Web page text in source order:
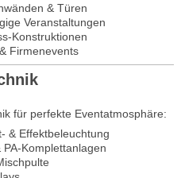
& Türen
Veranstaltungen
Konstruktionen
Firmenevents
für perfekte Eventatmosphäre:
& Effektbeleuchtung
Komplettanlagen